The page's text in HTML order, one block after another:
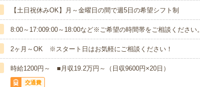
【土日祝休みOK】月～金曜日の間で週5日の希望シフト制
8:00～17:009:00～18:00など※ご希望の時間帯をご相談ください。
2ヶ月～OK ※スタート日はお気軽にご相談ください！
時給1200円～ ■月収19.2万円～（日収9600円×20日）
交通費